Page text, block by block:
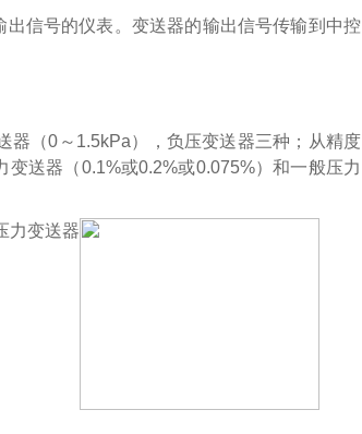
号的仪表。变送器的输出信号传输到中控
0～1.5kPa），负压变送器三种；从精度
变送器（0.1%或0.2%或0.075%）和一般压力
力变送器